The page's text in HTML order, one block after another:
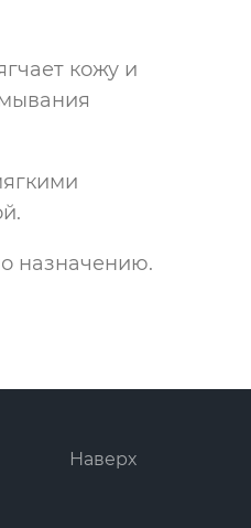
кожу и
назначению.
Наверх